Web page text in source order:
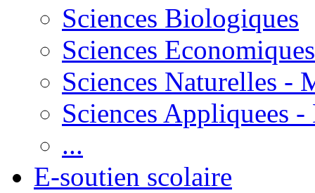
Sciences Biologiques
Sciences Economiques
Sciences Naturelles -
Sciences Appliquees
...
E-soutien scolaire